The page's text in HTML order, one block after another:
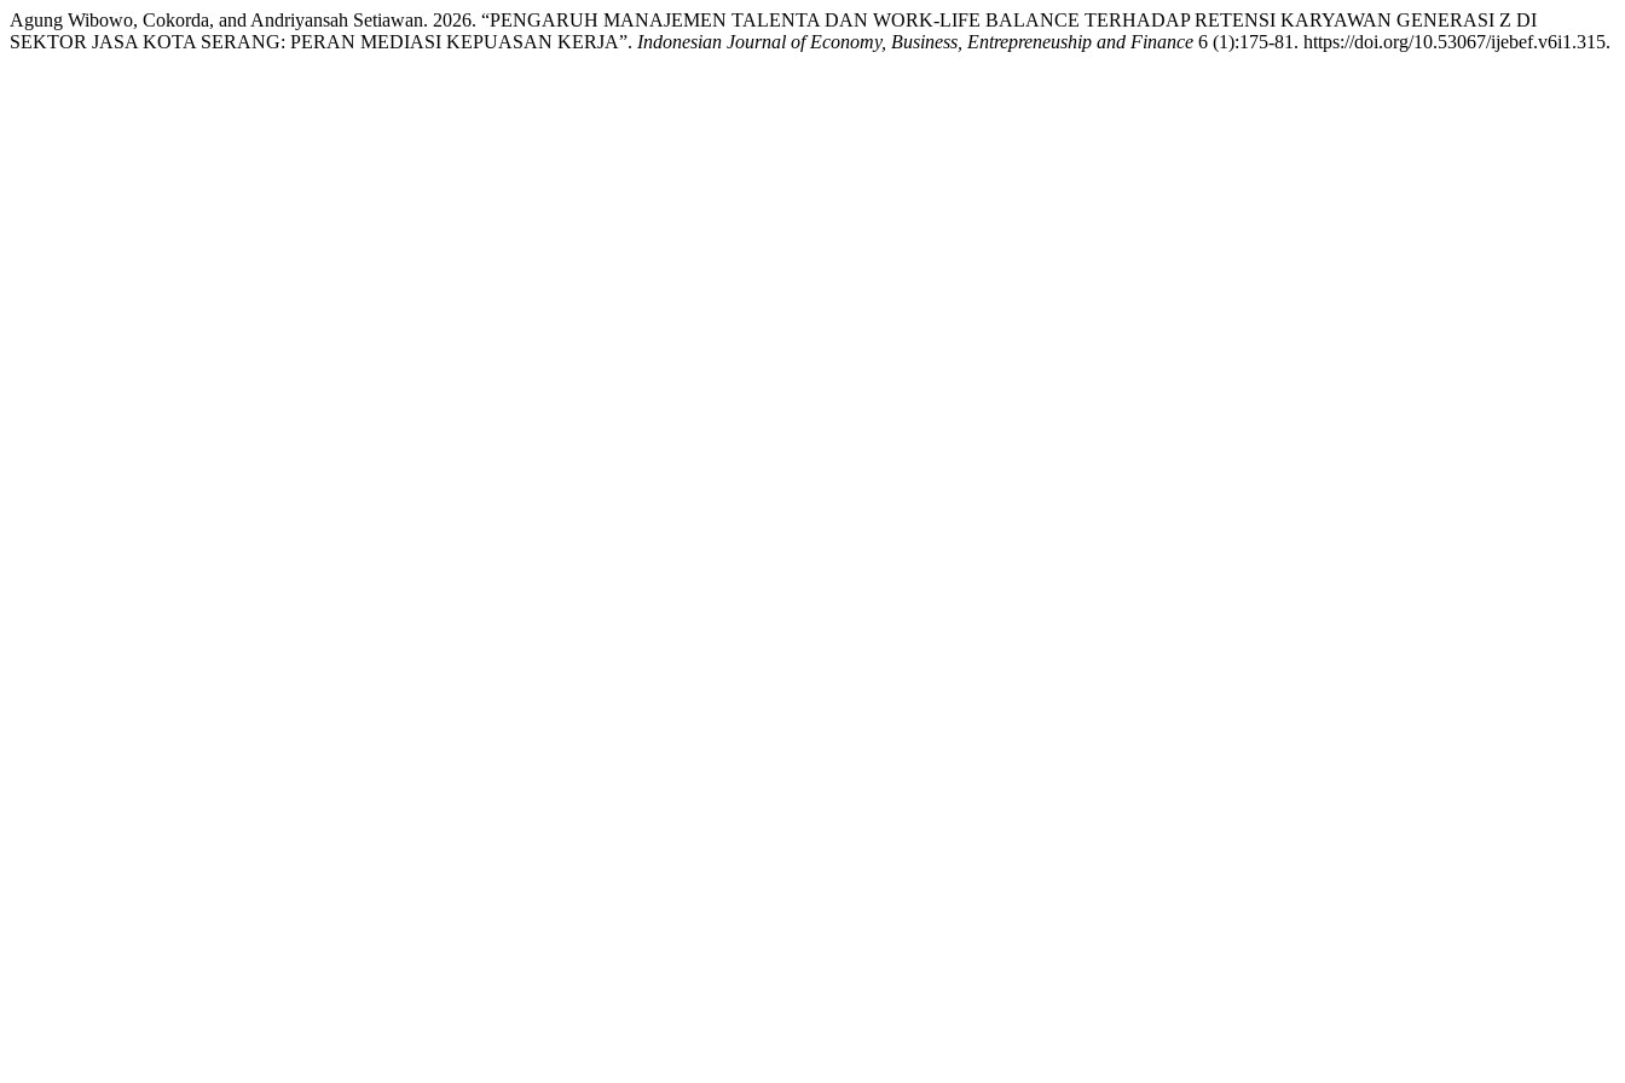
Agung Wibowo, Cokorda, and Andriyansah Setiawan. 2026. “PENGARUH MANAJEMEN TALENTA DAN WORK-LIFE BALANCE TERHADAP RETENSI KARYAWAN GENERASI Z DI
SEKTOR JASA KOTA SERANG: PERAN MEDIASI KEPUASAN KERJA”. Indonesian Journal of Economy, Business, Entrepreneuship and Finance 6 (1):175-81. https://doi.org/10.53067/ijebef.v6i1.315.